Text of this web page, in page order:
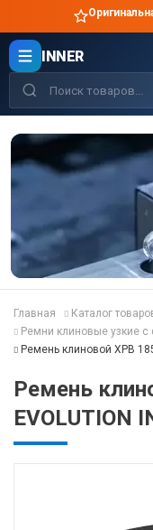
INNER
Главная Каталог
Ремни клиновые узкие
Ремень клиновой XPB
Ремень
EVOLUTION